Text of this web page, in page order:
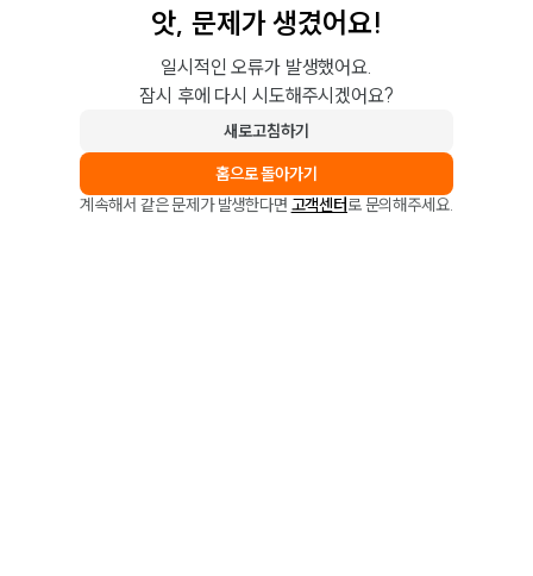
앗, 문제가 생겼어요!
일시적인 오류가 발생했어요.
잠시 후에 다시 시도해주시겠어요?
새로고침하기
홈으로 돌아가기
계속해서 같은 문제가 발생한다면 고객센터로 문의해주세요.